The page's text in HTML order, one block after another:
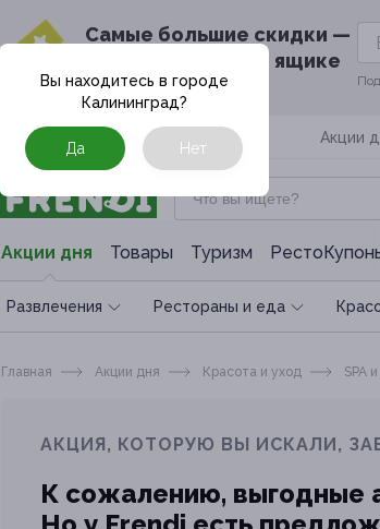
Cамые большие скидки —
в твоём почтовом ящике
Москва Акции
Акции дня Товары Туризм
Развлечения Рестораны и еда
Вы находитесь в городе
Калининград?
Да Нет
Главная Акции дня Красота и уход SPA
АКЦИЯ, КОТОРУЮ ВЫ ИСКАЛИ,
К сожалению, выгодные